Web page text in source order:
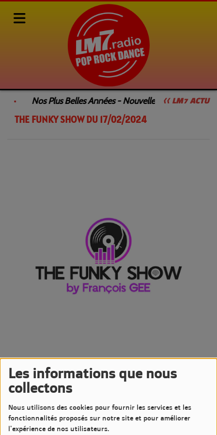
Les informations que nous
collectons
Nous utilisons des cookies pour fournir les services et les
fonctionnalités proposés sur notre site et pour améliorer
l'expérience de nos utilisateurs.
<< LM7 ACTU
Nos Plus Belles Années - Nouvelle Émission
Rediffusions de nos émissions SAMEDI DANCEFLOOR by François GEE
THE FUNKY SHOW DU 17/02/2024
17 FÉVRIER 2024 - 3433 VUES
Écouter le podcast
Podcast de l'émission The Funky Show by François GEE
Diffusée le Samedi 17 Février 2024 à 20h sur LM7 Radio